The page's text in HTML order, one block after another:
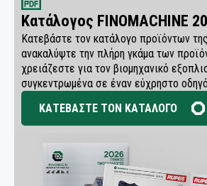
Κατάλογος FINOMACHINE
Κατεβάστε τον κατάλογο προϊόντων
ανακαλύψτε την πλήρη γκάμα των
χρειάζεστε για τον βιομηχανικό
συγκεντρωμένα σε έναν εύχρηστο
ΚΑΤΕΒΑΣΤΕ ΤΟΝ ΚΑΤΑΛΟΓΟ